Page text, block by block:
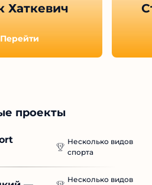
Хаткевич
Перейти
проекты
Несколько видов
спорта
Несколько видов